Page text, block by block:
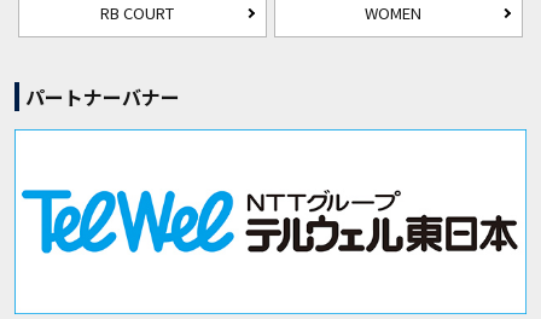
RB COURT WOMEN
パートナーバナー